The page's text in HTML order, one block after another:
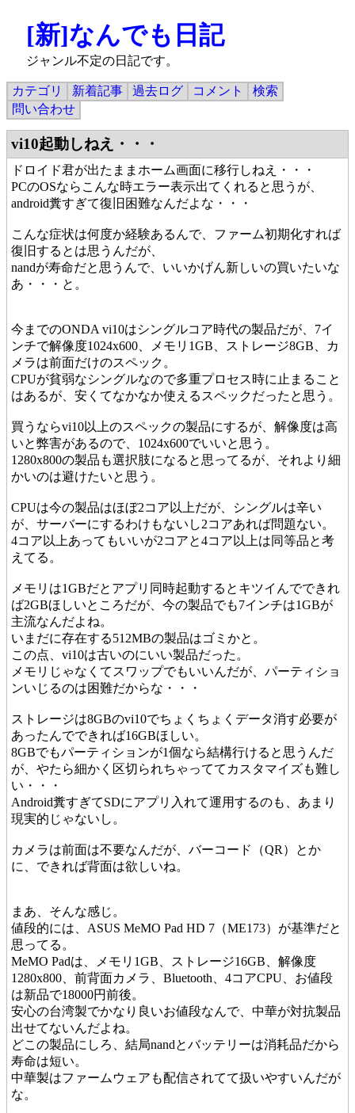
[新]なんでも日記
ジャンル不定の日記です。
カテゴリ 新着記事 過去ログ コメント
検索
問い合わせ
vi10起動しねえ・・・
ドロイド君が出たままホーム画面に移行しねえ・・・
PCのOSならこんな時エラー表示出てくれると思うが、
android糞すぎて復旧困難なんだよな・・・
こんな症状は何度か経験あるんで、ファーム初期化すれば
復旧するとは思うんだが、
nandが寿命だと思うんで、いいかげん新しいの買いたいな
あ・・・と。
今までのONDA vi10はシングルコア時代の製品だが、7イ
ンチで解像度1024x600、メモリ1GB、ストレージ8GB、カ
メラは前面だけのスペック。
CPUが貧弱なシングルなので多重プロセス時に止まること
はあるが、安くてなかなか使えるスペックだったと思う。
買うならvi10以上のスペックの製品にするが、解像度は高
いと弊害があるので、1024x600でいいと思う。
1280x800の製品も選択肢になると思ってるが、それより細
かいのは避けたいと思う。
CPUは今の製品はほぼ2コア以上だが、シングルは辛い
が、サーバーにするわけもないし2コアあれば問題ない。
4コア以上あってもいいが2コアと4コア以上は同等品と考
えてる。
メモリは1GBだとアプリ同時起動するとキツイんでできれ
ば2GBほしいところだが、今の製品でも7インチは1GBが
主流なんだよね。
いまだに存在する512MBの製品はゴミかと。
この点、vi10は古いのにいい製品だった。
メモリじゃなくてスワップでもいいんだが、パーティショ
ンいじるのは困難だからな・・・
ストレージは8GBのvi10でちょくちょくデータ消す必要が
あったんでできれば16GBほしい。
8GBでもパーティションが1個なら結構行けると思うんだ
が、やたら細かく区切られちゃっててカスタマイズも難し
い・・・
Android糞すぎてSDにアプリ入れて運用するのも、あまり
現実的じゃないし。
カメラは前面は不要なんだが、バーコード（QR）とか
に、できれば背面は欲しいね。
まあ、そんな感じ。
値段的には、ASUS MeMO Pad HD 7（ME173）が基準だと
思ってる。
MeMO Padは、メモリ1GB、ストレージ16GB、解像度
1280x800、前背面カメラ、Bluetooth、4コアCPU、お値段
は新品で18000円前後。
安心の台湾製でかなり良いお値段なんで、中華が対抗製品
出せてないんだよね。
どこの製品にしろ、結局nandとバッテリーは消耗品だから
寿命は短い。
中華製はファームウェアも配信されてて扱いやすいんだが
な。